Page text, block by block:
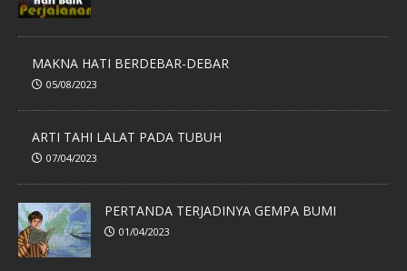
MAKNA HATI BERDEBAR-DEBAR
05/08/2023
ARTI TAHI LALAT PADA TUBUH
07/04/2023
PERTANDA TERJADINYA GEMPA BUMI
01/04/2023